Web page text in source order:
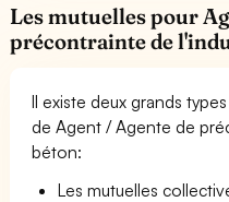
Les mutuelles pour
précontrainte de
Il existe deux grands
de Agent / Agente de
béton:
Les mutuelles